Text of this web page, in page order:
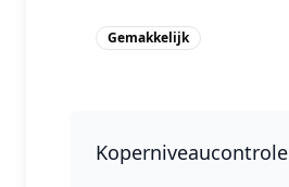
Gemakkelijk
Koperniveaucontrole